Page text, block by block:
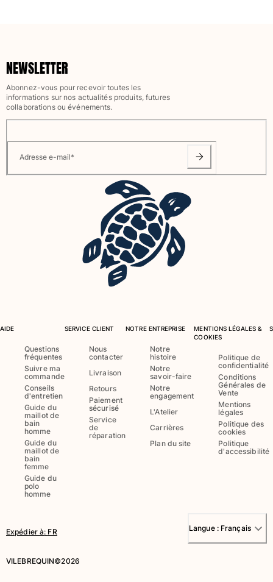
NEWSLETTER
Abonnez-vous pour recevoir toutes les
informations sur nos actualités produits, futures
collaborations ou événements.
Adresse e-mail*
AIDE
Questions
fréquentes
Suivre ma
commande
Conseils
d'entretien
Guide du
maillot de
bain
homme
Guide du
maillot de
bain
femme
Guide du
polo
homme
SERVICE CLIENT
Nous
contacter
Livraison
Retours
Paiement
sécurisé
Service
de
réparation
NOTRE ENTREPRISE
Notre
histoire
Notre
savoir-faire
Notre
engagement
L'Atelier
Carrières
Plan du site
MENTIONS LÉGALES &
COOKIES
Politique de
confidentialité
Conditions
Générales de
Vente
Mentions
légales
Politique des
cookies
Politique
d'accessibilité
Expédier à: FR Langue : Français
VILEBREQUIN©2026